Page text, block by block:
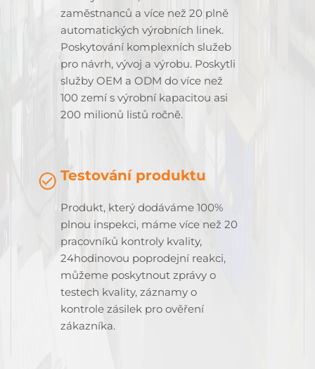
zaměstnanců a více než 20 plně
automatických výrobních linek.
Poskytování komplexních služeb
pro návrh, vývoj a výrobu. Poskytli
služby OEM a ODM do více než
100 zemí s výrobní kapacitou asi
200 milionů listů ročně.
Testování produktu
Produkt, který dodáváme 100%
plnou inspekci, máme více než 20
pracovníků kontroly kvality,
24hodinovou poprodejní reakci,
můžeme poskytnout zprávy o
testech kvality, záznamy o
kontrole zásilek pro ověření
zákazníka.